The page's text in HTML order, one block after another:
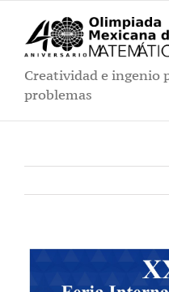
contenido
Creatividad e ingenio
problemas